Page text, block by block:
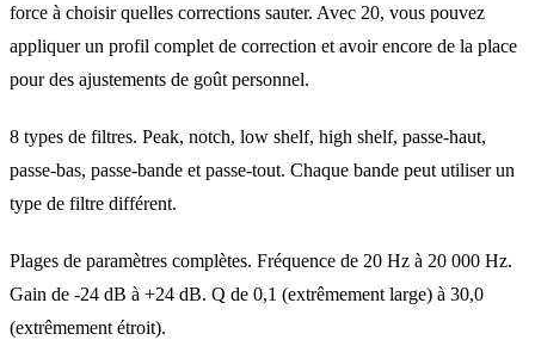
force à choisir quelles corrections sauter. Avec 20, vous pouvez
appliquer un profil complet de correction et avoir encore de la place
pour des ajustements de goût personnel.
8 types de filtres. Peak, notch, low shelf, high shelf, passe-haut,
passe-bas, passe-bande et passe-tout. Chaque bande peut utiliser un
type de filtre différent.
Plages de paramètres complètes. Fréquence de 20 Hz à 20 000 Hz.
Gain de -24 dB à +24 dB. Q de 0,1 (extrêmement large) à 30,0
(extrêmement étroit).